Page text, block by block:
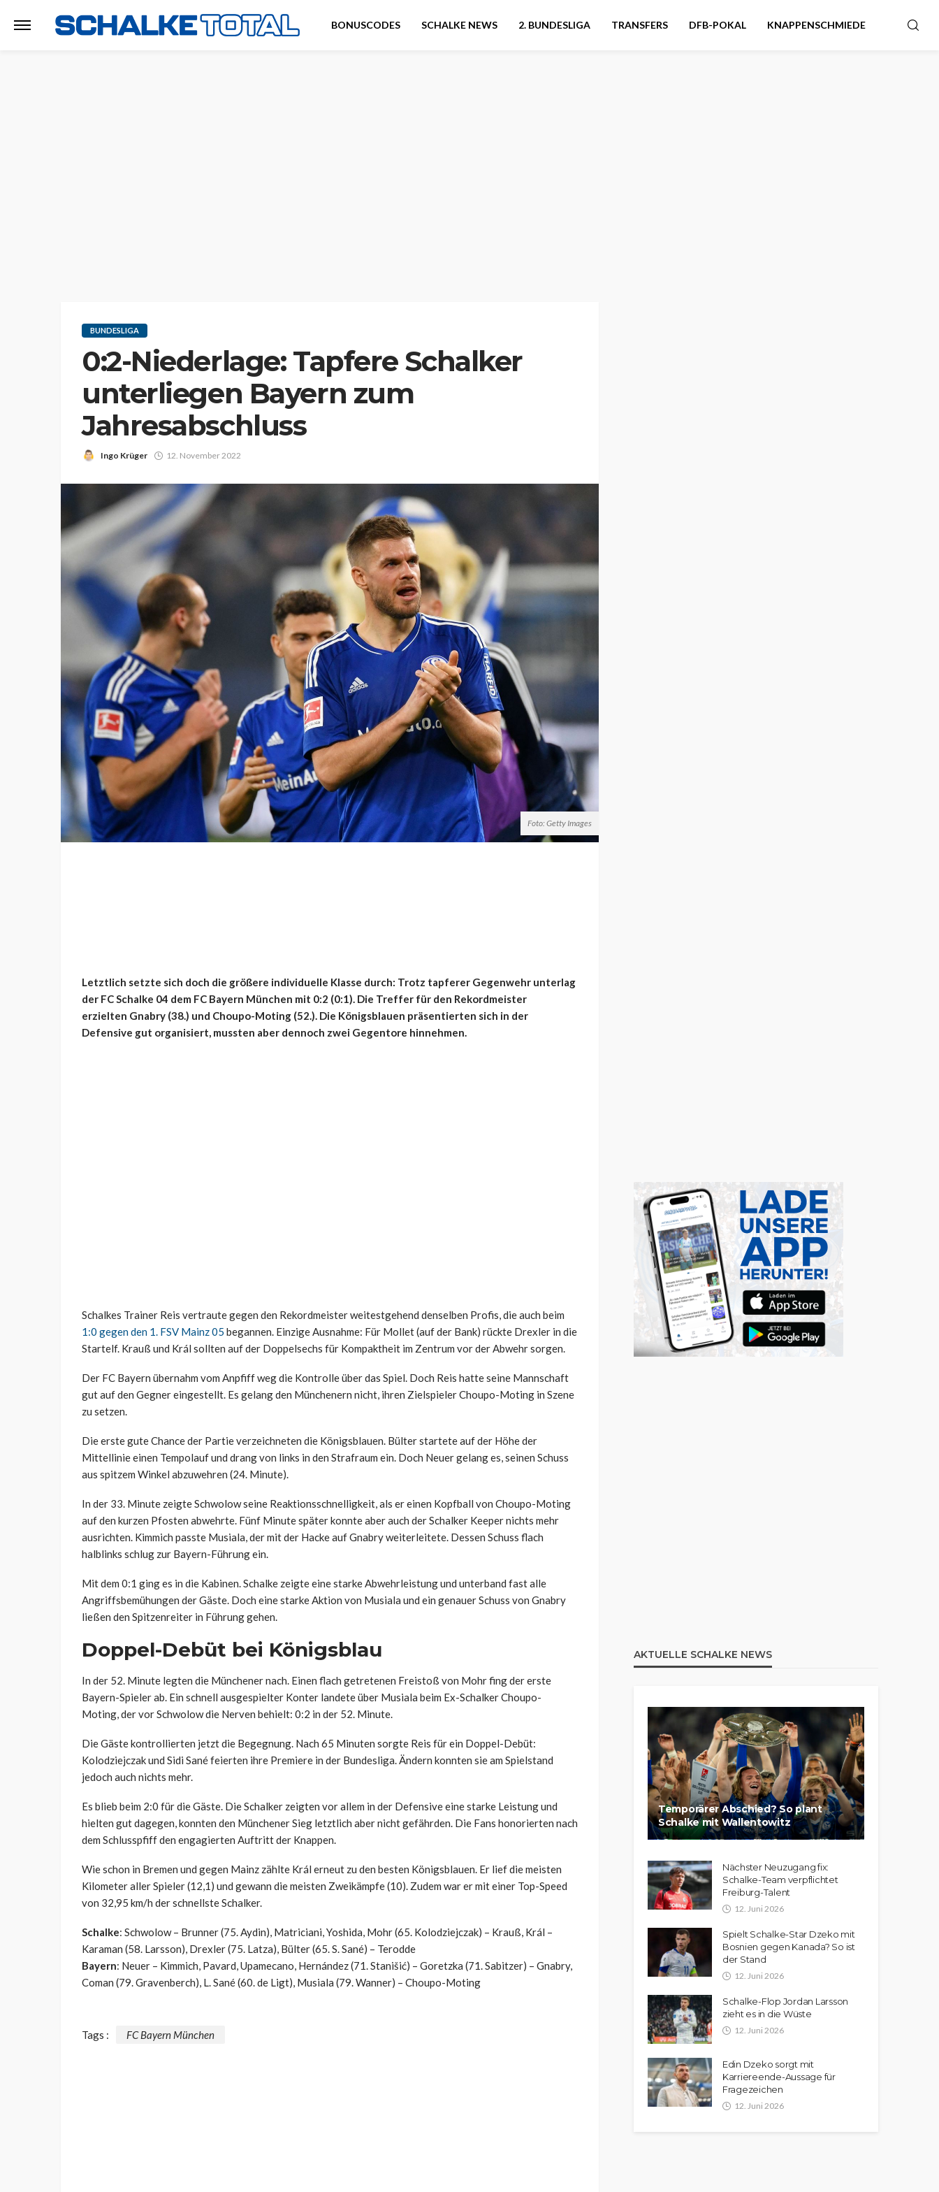
BONUSCODES SCHALKE NEWS 2. BUNDESLIGA TRANSFERS DFB-POKAL KNAPPENSCHMIEDE
BUNDESLIGA
0:2-Niederlage: Tapfere Schalker
unterliegen Bayern zum
Jahresabschluss
Ingo Krüger 12. November 2022
Foto: Getty Images
Letztlich setzte sich doch die größere individuelle Klasse durch: Trotz tapferer Gegenwehr unterlag
der FC Schalke 04 dem FC Bayern München mit 0:2 (0:1). Die Treffer für den Rekordmeister
erzielten Gnabry (38.) und Choupo-Moting (52.). Die Königsblauen präsentierten sich in der
Defensive gut organisiert, mussten aber dennoch zwei Gegentore hinnehmen.
Schalkes Trainer Reis vertraute gegen den Rekordmeister weitestgehend denselben Profis, die auch beim
1:0 gegen den 1. FSV Mainz 05 begannen. Einzige Ausnahme: Für Mollet (auf der Bank) rückte Drexler in die
Startelf. Krauß und Král sollten auf der Doppelsechs für Kompaktheit im Zentrum vor der Abwehr sorgen.
Der FC Bayern übernahm vom Anpfiff weg die Kontrolle über das Spiel. Doch Reis hatte seine Mannschaft
gut auf den Gegner eingestellt. Es gelang den Münchenern nicht, ihren Zielspieler Choupo-Moting in Szene
zu setzen.
Die erste gute Chance der Partie verzeichneten die Königsblauen. Bülter startete auf der Höhe der
Mittellinie einen Tempolauf und drang von links in den Strafraum ein. Doch Neuer gelang es, seinen Schuss
aus spitzem Winkel abzuwehren (24. Minute).
In der 33. Minute zeigte Schwolow seine Reaktionsschnelligkeit, als er einen Kopfball von Choupo-Moting
auf den kurzen Pfosten abwehrte. Fünf Minute später konnte aber auch der Schalker Keeper nichts mehr
ausrichten. Kimmich passte Musiala, der mit der Hacke auf Gnabry weiterleitete. Dessen Schuss flach
halblinks schlug zur Bayern-Führung ein.
Mit dem 0:1 ging es in die Kabinen. Schalke zeigte eine starke Abwehrleistung und unterband fast alle
Angriffsbemühungen der Gäste. Doch eine starke Aktion von Musiala und ein genauer Schuss von Gnabry
ließen den Spitzenreiter in Führung gehen.
Doppel-Debüt bei Königsblau
In der 52. Minute legten die Münchener nach. Einen flach getretenen Freistoß von Mohr fing der erste
Bayern-Spieler ab. Ein schnell ausgespielter Konter landete über Musiala beim Ex-Schalker Choupo-
Moting, der vor Schwolow die Nerven behielt: 0:2 in der 52. Minute.
Die Gäste kontrollierten jetzt die Begegnung. Nach 65 Minuten sorgte Reis für ein Doppel-Debüt:
Kolodziejczak und Sidi Sané feierten ihre Premiere in der Bundesliga. Ändern konnten sie am Spielstand
jedoch auch nichts mehr.
Es blieb beim 2:0 für die Gäste. Die Schalker zeigten vor allem in der Defensive eine starke Leistung und
hielten gut dagegen, konnten den Münchener Sieg letztlich aber nicht gefährden. Die Fans honorierten nach
dem Schlusspfiff den engagierten Auftritt der Knappen.
Wie schon in Bremen und gegen Mainz zählte Král erneut zu den besten Königsblauen. Er lief die meisten
Kilometer aller Spieler (12,1) und gewann die meisten Zweikämpfe (10). Zudem war er mit einer Top-Speed
von 32,95 km/h der schnellste Schalker.
Schalke: Schwolow – Brunner (75. Aydin), Matriciani, Yoshida, Mohr (65. Kolodziejczak) – Krauß, Král –
Karaman (58. Larsson), Drexler (75. Latza), Bülter (65. S. Sané) – Terodde
Bayern: Neuer – Kimmich, Pavard, Upamecano, Hernández (71. Stanišić) – Goretzka (71. Sabitzer) – Gnabry,
Coman (79. Gravenberch), L. Sané (60. de Ligt), Musiala (79. Wanner) – Choupo-Moting
Tags : FC Bayern München
AKTUELLE SCHALKE NEWS
Temporärer Abschied? So plant
Schalke mit Wallentowitz
Nächster Neuzugang fix:
Schalke-Team verpflichtet
Freiburg-Talent
12. Juni 2026
Spielt Schalke-Star Dzeko mit
Bosnien gegen Kanada? So ist
der Stand
12. Juni 2026
Schalke-Flop Jordan Larsson
zieht es in die Wüste
12. Juni 2026
Edin Dzeko sorgt mit
Karriereende-Aussage für
Fragezeichen
12. Juni 2026